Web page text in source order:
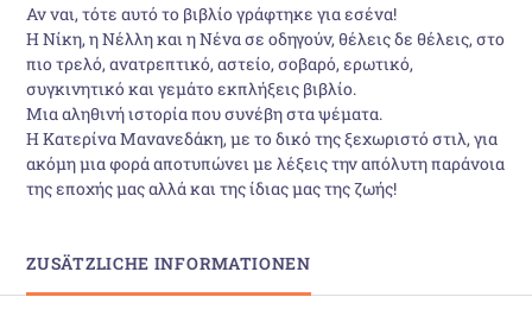
Αν ναι, τότε αυτό το βιβλίο γράφτηκε για εσένα!
Η Νίκη, η Νέλλη και η Νένα σε οδηγούν, θέλεις δε θέλεις, στο
πιο τρελό, ανατρεπτικό, αστείο, σοβαρό, ερωτικό,
συγκινητικό και γεμάτο εκπλήξεις βιβλίο.
Μια αληθινή ιστορία που συνέβη στα ψέματα.
Η Κατερίνα Μανανεδάκη, με το δικό της ξεχωριστό στιλ, για
ακόμη μια φορά αποτυπώνει με λέξεις την απόλυτη παράνοια
της εποχής μας αλλά και της ίδιας μας της ζωής!
ZUSÄTZLICHE INFORMATIONEN